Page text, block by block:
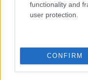
functionality and
user protection.
CONFIRM